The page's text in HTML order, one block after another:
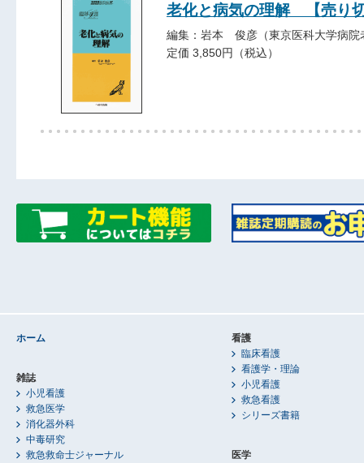
老化と病気の理解 【売り
編集：岩本 俊彦（東京医科大学病院
定価 3,850円（税込）
ホーム
雑誌
小児看護
救急医学
消化器外科
中毒研究
救急救命士ジャーナル
看護
臨床看護
看護学・理論
小児看護
救急看護
シリーズ書籍
医学